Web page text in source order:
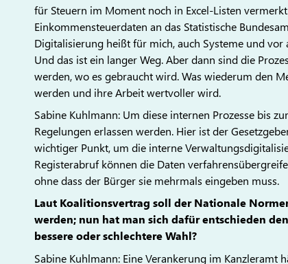
für Steuern im Moment noch in Excel-Listen
Einkommensteuerdaten an das Statistische
Digitalisierung heißt für mich, auch Systeme und
Und das ist ein langer Weg. Aber dann sind die
werden, wo es gebraucht wird. Was wiederum den
werden und ihre Arbeit wertvoller wird.
Sabine Kuhlmann: Um diese internen Prozesse bis
Regelungen erlassen werden. Hier ist der
wichtiger Punkt, um die interne
Registerabruf können die Daten
ohne dass der Bürger sie mehrmals eingeben muss.
Laut Koalitionsvertrag soll der Nationale
werden; nun hat man sich dafür entschieden
bessere oder schlechtere Wahl?
Sabine Kuhlmann: Eine Verankerung im